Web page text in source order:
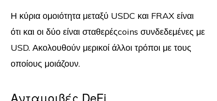
Η κύρια ομοιότητα μεταξύ USDC και FRAX είναι
ότι και οι δύο είναι σταθερέςcoins συνδεδεμένες με
USD. Ακολουθούν μερικοί άλλοι τρόποι με τους
οποίους μοιάζουν.
Ανταμοιβές DeFi